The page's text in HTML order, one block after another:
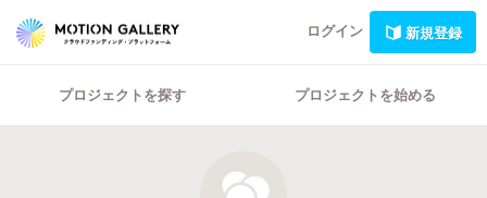
ログイン 新規登録
プロジェクトを探す プロジェクトを始める